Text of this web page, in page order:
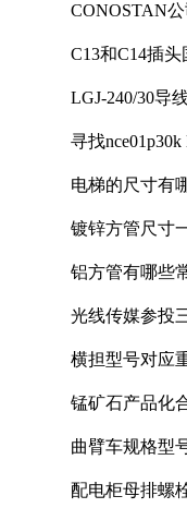
CONOSTAN
C13和C14插
LGJ-240/30导
寻找
电梯的尺寸有
镀锌方管尺寸
铝方管有哪些
光线传媒参投
横担型号对应
锰矿石产品化
曲臂车规格型
配电柜母排螺